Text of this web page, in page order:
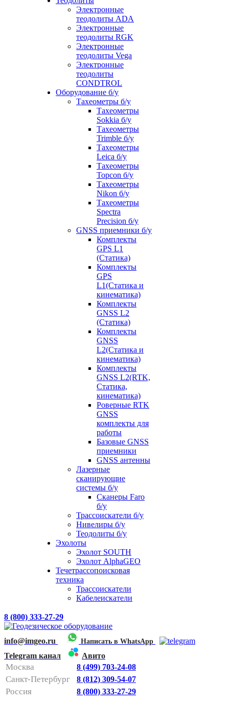
Электронные
теодолиты ADA
Электронные
теодолиты RGK
Электронные
теодолиты Vega
Электронные
теодолиты
CONDTROL
Оборудование б/у
Тахеометры б/у
Тахеометры
Sokkia б/у
Тахеометры
Trimble б/у
Тахеометры
Leica б/у
Тахеометры
Topcon б/у
Тахеометры
Nikon б/у
Тахеометры
Spectra
Precision б/у
GNSS приемники б/у
Комплекты
GPS L1
(Статика)
Комплекты
GPS
L1(Статика и
кинематика)
Комплекты
GNSS L2
(Статика)
Комплекты
GNSS
L2(Статика и
кинематика)
Комплекты
GNSS L2(RTK,
Статика,
кинематика)
Роверные RTK
GNSS
комплекты для
работы
Базовые GNSS
приемники
GNSS антенны
Лазерные
сканирующие
системы б/у
Сканеры Faro
б/у
Трассоискатели б/у
Нивелиры б/у
Теодолиты б/у
Эхолоты
Эхолот SOUTH
Эхолот AlphaGEO
Течетрассопоисковая
техника
Трассоискатели
Кабелеискатели
8 (800) 333-27-29
info@imgeo.ru Написать в WhatsApp
Telegram канал Авито
Москва 8 (499) 703-24-08
Санкт-Петербург 8 (812) 309-54-07
Россия 8 (800) 333-27-29